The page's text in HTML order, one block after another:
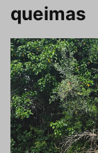
queimas